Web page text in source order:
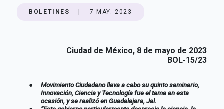
BOLETINES 7 MAY. 2023
Ciudad de México, 8 de mayo de 2023
BOL-15/23
●
Movimiento Ciudadano lleva a cabo su quinto seminario,
Innovación, Ciencia y Tecnología fue el tema en esta
ocasión, y se realizó en Guadalajara, Jal.